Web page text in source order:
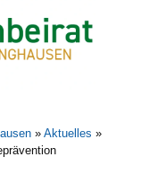
» Aktuelles »